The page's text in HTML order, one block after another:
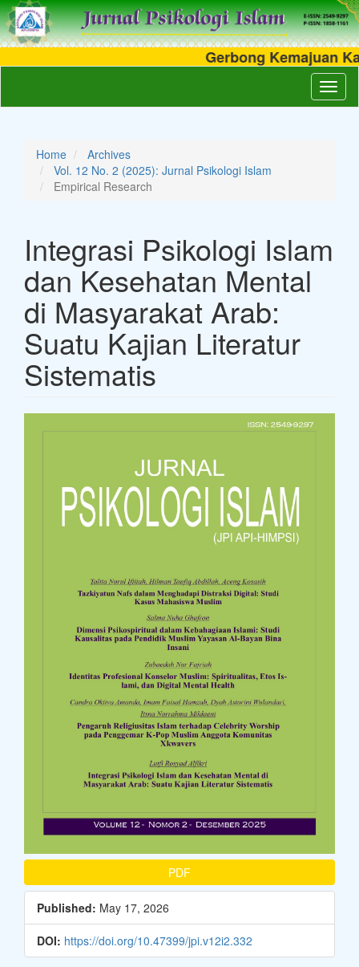
Gerbong Kemajuan
Main
Home
Archives
Vol. 12 No. 2 (2025): Jurnal Psikologi Islam
Empirical Research
Integrasi Psikologi Islam
dan Kesehatan Mental
di Masyarakat Arab:
Suatu Kajian Literatur
Sistematis
Article
PDF
Published: May 17, 2026
DOI: https://doi.org/10.47399/jpi.v12i2.332